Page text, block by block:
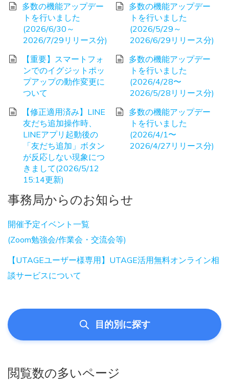
多数の機能アップデー
トを行いました
(2026/6/30～
2026/7/29リリース分)
多数の機能アップデー
トを行いました
(2026/5/29～
2026/6/29リリース分)
【重要】スマートフォ
ンでのイグジットポッ
プアップの動作変更に
ついて
多数の機能アップデー
トを行いました
(2026/4/28〜
2026/5/28リリース分)
【修正適用済み】LINE
友だち追加操作時、
LINEアプリ起動後の
「友だち追加」ボタン
が反応しない現象につ
きまして(2026/5/12
15:14更新)
多数の機能アップデー
トを行いました
(2026/4/1〜
2026/4/27リリース分)
事務局からのお知らせ
開催予定イベント一覧
(Zoom勉強会/作業会・交流会等)
【UTAGEユーザー様専用】UTAGE活用無料オンライン相
談サービスについて
目的別に探す
閲覧数の多いページ